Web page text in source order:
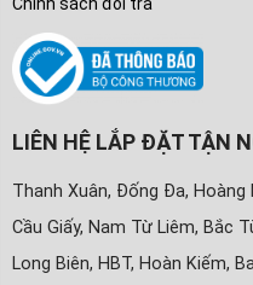
LIÊN HỆ LẮP ĐẶT TẬN
Thanh Xuân, Đống Đa, Hoàng
Cầu Giấy, Nam Từ Liêm, Bắc
Long Biên, HBT, Hoàn Kiếm,